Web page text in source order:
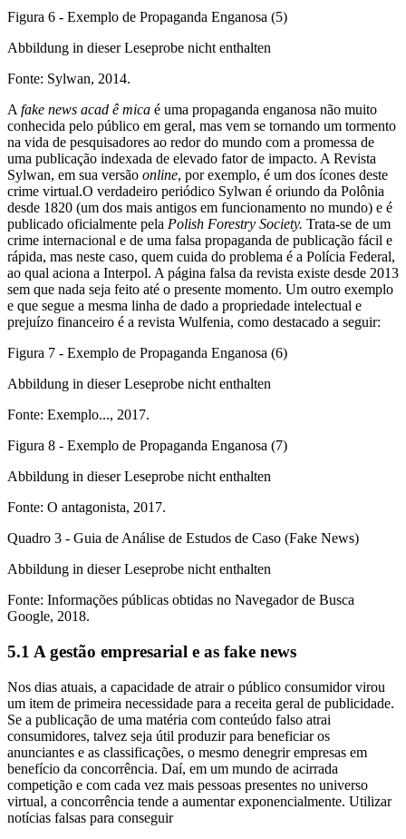
Figura 6 - Exemplo de Propaganda Enganosa (5)
Abbildung in dieser Leseprobe nicht enthalten
Fonte: Sylwan, 2014.
A fake news acad ê mica é uma propaganda enganosa não muito
conhecida pelo público em geral, mas vem se tornando um tormento
na vida de pesquisadores ao redor do mundo com a promessa de
uma publicação indexada de elevado fator de impacto. A Revista
Sylwan, em sua versão online, por exemplo, é um dos ícones deste
crime virtual.O verdadeiro periódico Sylwan é oriundo da Polônia
desde 1820 (um dos mais antigos em funcionamento no mundo) e é
publicado oficialmente pela Polish Forestry Society. Trata-se de um
crime internacional e de uma falsa propaganda de publicação fácil e
rápida, mas neste caso, quem cuida do problema é a Polícia Federal,
ao qual aciona a Interpol. A página falsa da revista existe desde 2013
sem que nada seja feito até o presente momento. Um outro exemplo
e que segue a mesma linha de dado a propriedade intelectual e
prejuízo financeiro é a revista Wulfenia, como destacado a seguir:
Figura 7 - Exemplo de Propaganda Enganosa (6)
Abbildung in dieser Leseprobe nicht enthalten
Fonte: Exemplo..., 2017.
Figura 8 - Exemplo de Propaganda Enganosa (7)
Abbildung in dieser Leseprobe nicht enthalten
Fonte: O antagonista, 2017.
Quadro 3 - Guia de Análise de Estudos de Caso (Fake News)
Abbildung in dieser Leseprobe nicht enthalten
Fonte: Informações públicas obtidas no Navegador de Busca
Google, 2018.
5.1 A gestão empresarial e as fake news
Nos dias atuais, a capacidade de atrair o público consumidor virou
um item de primeira necessidade para a receita geral de publicidade.
Se a publicação de uma matéria com conteúdo falso atrai
consumidores, talvez seja útil produzir para beneficiar os
anunciantes e as classificações, o mesmo denegrir empresas em
benefício da concorrência. Daí, em um mundo de acirrada
competição e com cada vez mais pessoas presentes no universo
virtual, a concorrência tende a aumentar exponencialmente. Utilizar
notícias falsas para conseguir